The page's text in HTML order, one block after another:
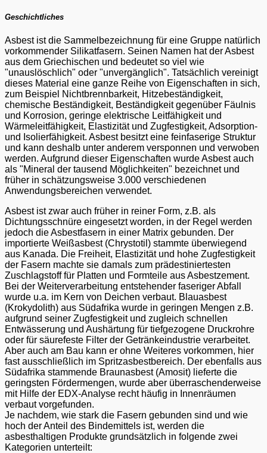
Geschichtliches
Asbest ist die Sammelbezeichnung für eine Gruppe natürlich
vorkommender Silikatfasern. Seinen Namen hat der Asbest
aus dem Griechischen und bedeutet so viel wie
"unauslöschlich" oder "unvergänglich". Tatsächlich vereinigt
dieses Material eine ganze Reihe von Eigenschaften in sich,
zum Beispiel Nichtbrennbarkeit, Hitzebeständigkeit,
chemische Beständigkeit, Beständigkeit gegenüber Fäulnis
und Korrosion, geringe elektrische Leitfähigkeit und
Wärmeleitfähigkeit, Elastizität und Zugfestigkeit, Adsorption-
und Isolierfähigkeit. Asbest besitzt eine feinfaserige Struktur
und kann deshalb unter anderem versponnen und verwoben
werden. Aufgrund dieser Eigenschaften wurde Asbest auch
als "Mineral der tausend Möglichkeiten" bezeichnet und
früher in schätzungsweise 3.000 verschiedenen
Anwendungsbereichen verwendet.
Asbest ist zwar auch früher in reiner Form, z.B. als
Dichtungsschnüre eingesetzt worden, in der Regel werden
jedoch die Asbestfasern in einer Matrix gebunden. Der
importierte Weißasbest (Chrystotil) stammte überwiegend
aus Kanada. Die Freiheit, Elastizität und hohe Zugfestigkeit
der Fasern machte sie damals zum prädestiniertesten
Zuschlagstoff für Platten und Formteile aus Asbestzement.
Bei der Weiterverarbeitung entstehender faseriger Abfall
wurde u.a. im Kern von Deichen verbaut. Blauasbest
(Krokydolith) aus Südafrika wurde in geringen Mengen z.B.
aufgrund seiner Zugfestigkeit und zugleich schnellen
Entwässerung und Aushärtung für tiefgezogene Druckrohre
oder für säurefeste Filter der Getränkeindustrie verarbeitet.
Aber auch am Bau kann er ohne Weiteres vorkommen, hier
fast ausschließlich im Spritzasbestbereich. Der ebenfalls aus
Südafrika stammende Braunasbest (Amosit) lieferte die
geringsten Fördermengen, wurde aber überraschenderweise
mit Hilfe der EDX-Analyse recht häufig in Innenräumen
verbaut vorgefunden.
Je nachdem, wie stark die Fasern gebunden sind und wie
hoch der Anteil des Bindemittels ist, werden die
asbesthaltigen Produkte grundsätzlich in folgende zwei
Kategorien unterteilt: